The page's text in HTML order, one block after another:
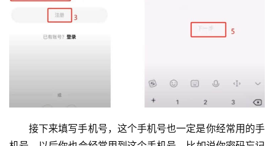
接下来填写手机号，这个手机号也一定是你经常用的手